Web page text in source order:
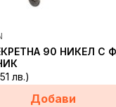
90 НИКЕЛ С
лв.)
Добави